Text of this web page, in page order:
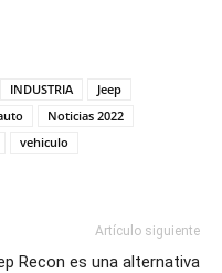
INDUSTRIA
Jeep
Noticias 2022
vehiculo
Artículo siguiente
Recon es una alternativa